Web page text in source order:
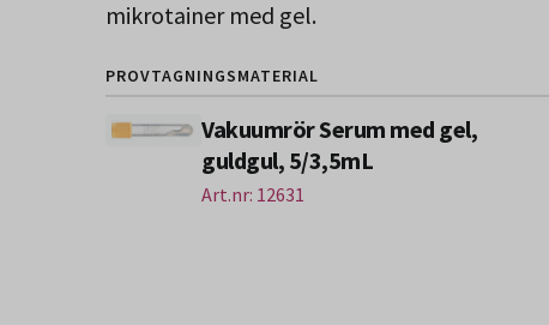
mikrotainer med gel.
PROVTAGNINGSMATERIAL
Vakuumrör Serum med gel,
guldgul, 5/3,5mL
Art.nr: 12631